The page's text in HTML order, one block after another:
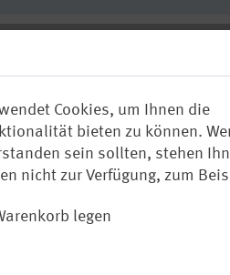
DGUV
Cookies, um Ihnen die
bieten zu können.
sein sollten, stehen
nicht zur Verfügung, zum
legen